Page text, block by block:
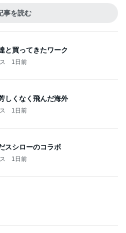
事を読む
と買ってきたワーク
1日前
しくなく飛んだ海外
1日前
スシローのコラボ
1日前